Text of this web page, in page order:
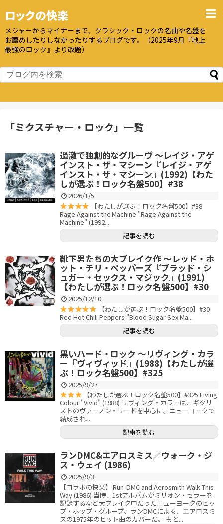
ロックの快楽
メジャーからマイナーまで、クラシック・ロックの名曲や名盤を
お薦めしたりしなかったりするブログです。（2025年9月『地上
最強のロック』より改題）
「ミクスチャー・ロック」 一覧
過激で独創的なグルーヴ 〜レイジ・アゲ
インスト・ザ・マシーン『レイジ・アゲ
インスト・ザ・マシーン』(1992)【わた
しが選ぶ！ロック名盤500】#38
2026/1/5
【わたしが選ぶ！ロック名盤500】#38
Rage Against the Machine "Rage Against the
Machine" (1992...
記事を読む
靴下男たちの大ブレイク作 〜レッド・ホ
ット・チリ・ペッパーズ『ブラッド・シ
ュガー・セックス・マジック』(1991)
【わたしが選ぶ！ロック名盤500】#30
2025/12/10
【わたしが選ぶ！ロック名盤500】#30
Red Hot Chili Peppers "Blood Sugar Sex Ma...
記事を読む
黒いハード・ロック 〜リヴィング・カラ
ー『ヴィヴィッド』(1988)【わたしが選
ぶ！ロック名盤500】#325
2025/9/27
【わたしが選ぶ！ロック名盤500】#325 Living
Colour "Vivid" (1988) リヴィング・カラーは、ギタリ
ストのヴァーノン・リードを中心に、ニューヨークで
結成され...
記事を読む
ランDMC&エアロスミス／ウォーク・ジ
ス・ウェイ (1986)
2025/9/3
【コラボの快楽】 Run-DMC and Aerosmith Walk This
Way (1986) 当時、1stアルバムがミリオン・セラーを
記録するなど大ブレイク中だったニューヨークのヒッ
プ・ホップ・グループ、ランDMCによる、エアロスミ
スの1975年のヒット曲のカバーだ。 もと...